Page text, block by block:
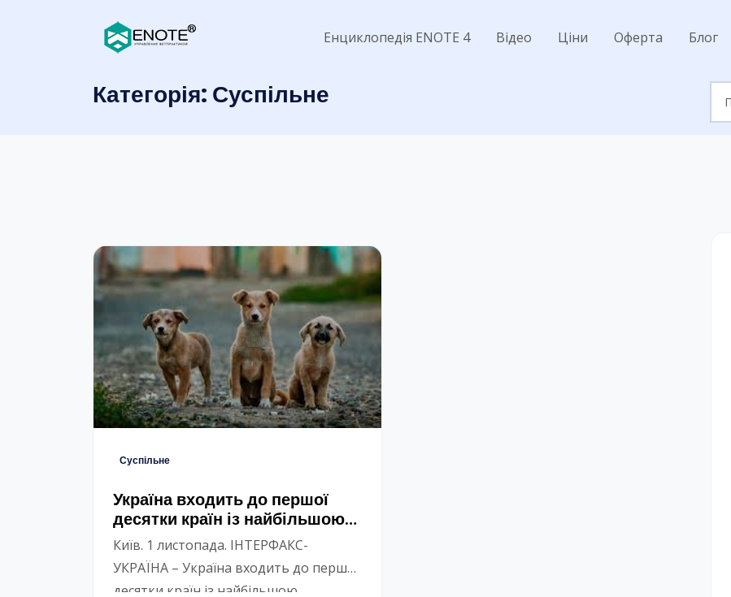
Енциклопедія ENOTE 4 Відео Ціни Оферта Блог
Категорія: Суспільне
Суспільне
Україна входить до першої
десятки країн із найбільшою
чисельністю безпритульних
тварин – Кошак
Київ. 1 листопада. ІНТЕРФАКС-
УКРАЇНА – Україна входить до першої
десятки країн із найбільшою